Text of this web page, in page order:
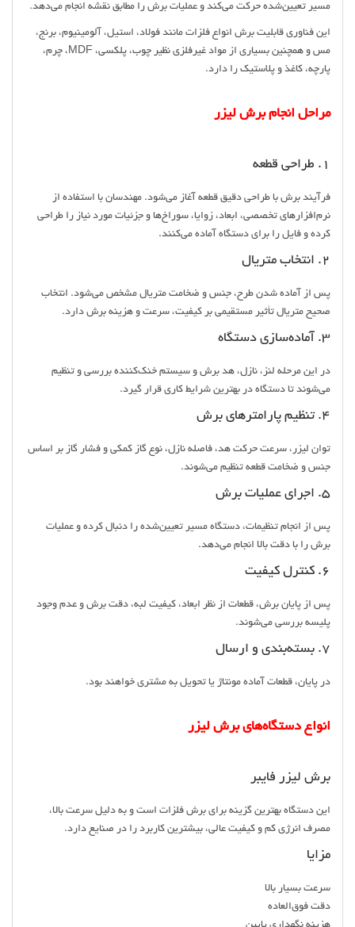
مسیر تعیین‌شده حرکت می‌کند و عملیات برش را مطابق نقشه انجام می‌دهد.
این فناوری قابلیت برش انواع فلزات مانند فولاد، استیل، آلومینیوم، برنج،
مس و همچنین بسیاری از مواد غیرفلزی نظیر چوب، پلکسی، MDF، چرم،
پارچه، کاغذ و پلاستیک را دارد.
مراحل انجام برش لیزر
۱. طراحی قطعه
فرآیند برش با طراحی دقیق قطعه آغاز می‌شود. مهندسان با استفاده از
نرم‌افزارهای تخصصی، ابعاد، زوایا، سوراخ‌ها و جزئیات مورد نیاز را طراحی
کرده و فایل را برای دستگاه آماده می‌کنند.
۲. انتخاب متریال
پس از آماده شدن طرح، جنس و ضخامت متریال مشخص می‌شود. انتخاب
صحیح متریال تأثیر مستقیمی بر کیفیت، سرعت و هزینه برش دارد.
۳. آماده‌سازی دستگاه
در این مرحله لنز، نازل، هد برش و سیستم خنک‌کننده بررسی و تنظیم
می‌شوند تا دستگاه در بهترین شرایط کاری قرار گیرد.
۴. تنظیم پارامترهای برش
توان لیزر، سرعت حرکت هد، فاصله نازل، نوع گاز کمکی و فشار گاز بر اساس
جنس و ضخامت قطعه تنظیم می‌شوند.
۵. اجرای عملیات برش
پس از انجام تنظیمات، دستگاه مسیر تعیین‌شده را دنبال کرده و عملیات
برش را با دقت بالا انجام می‌دهد.
۶. کنترل کیفیت
پس از پایان برش، قطعات از نظر ابعاد، کیفیت لبه، دقت برش و عدم وجود
پلیسه بررسی می‌شوند.
۷. بسته‌بندی و ارسال
در پایان، قطعات آماده مونتاژ یا تحویل به مشتری خواهند بود.
انواع دستگاه‌های برش لیزر
برش لیزر فایبر
این دستگاه بهترین گزینه برای برش فلزات است و به دلیل سرعت بالا،
مصرف انرژی کم و کیفیت عالی، بیشترین کاربرد را در صنایع دارد.
مزایا
سرعت بسیار بالا
دقت فوق‌العاده